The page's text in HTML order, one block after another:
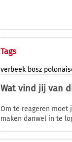
Tags
verbeek bosz
Wat vind jij van
Om te reageren moet
maken danwel in te